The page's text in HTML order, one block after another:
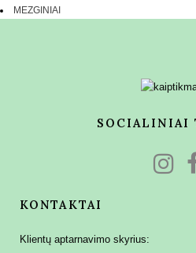
MEZGINIAI
SOCIALINIAI
KONTAKTAI
Klientų aptarnavimo skyrius: